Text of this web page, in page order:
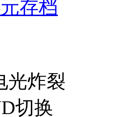
存档